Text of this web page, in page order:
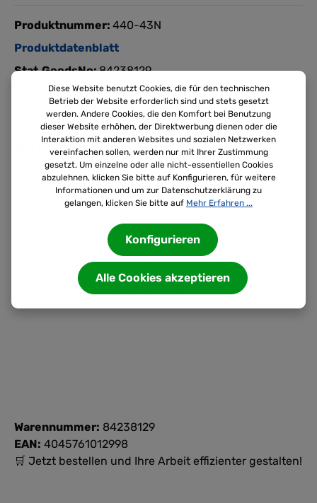
Produktnummer: 440-43N
Produktdatenblatt
Stat.GoodsNo:84238129
Produktinformationen "KERN
440-43N | Kompakt-
Laborwaage"
Kompakte Abmessungen, vorteilhaft bei
eingeschränkten Platzverhältnissen
Prozentbestimmung: ermöglicht das Einwiegen
auf einen vorgegebenen Wert (100 %) und das
Feststellen von Abweichungen von diesem
Sollwert
Arbeitsschutzhaube im Lieferumfang enthalten
Warennummer: 84238129
EAN: 4045761012998
🛒 Jetzt bestellen und Ihre Arbeit effizienter gestalten!
Diese Website benutzt Cookies, die für den technischen
Betrieb der Website erforderlich sind und stets gesetzt
werden. Andere Cookies, die den Komfort bei Benutzung
dieser Website erhöhen, der Direktwerbung dienen oder die
Interaktion mit anderen Websites und sozialen Netzwerken
vereinfachen sollen, werden nur mit Ihrer Zustimmung
gesetzt. Um einzelne oder alle nicht-essentiellen Cookies
abzulehnen, klicken Sie bitte auf Konfigurieren, für weitere
Informationen und um zur Datenschutzerklärung zu
gelangen, klicken Sie bitte auf Mehr Erfahren ...
Konfigurieren
Alle Cookies akzeptieren